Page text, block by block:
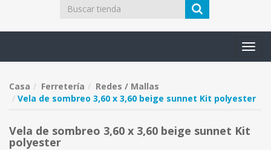
Casa Ferretería
Redes / Mallas
Vela de sombreo 3,60 x 3,60 beige sunnet Kit polyester
Vela de sombreo 3,60 x 3,60 beige sunnet Kit
polyester